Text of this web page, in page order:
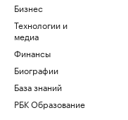
Бизнес
Технологии и
медиа
Финансы
Биографии
База знаний
РБК Образование